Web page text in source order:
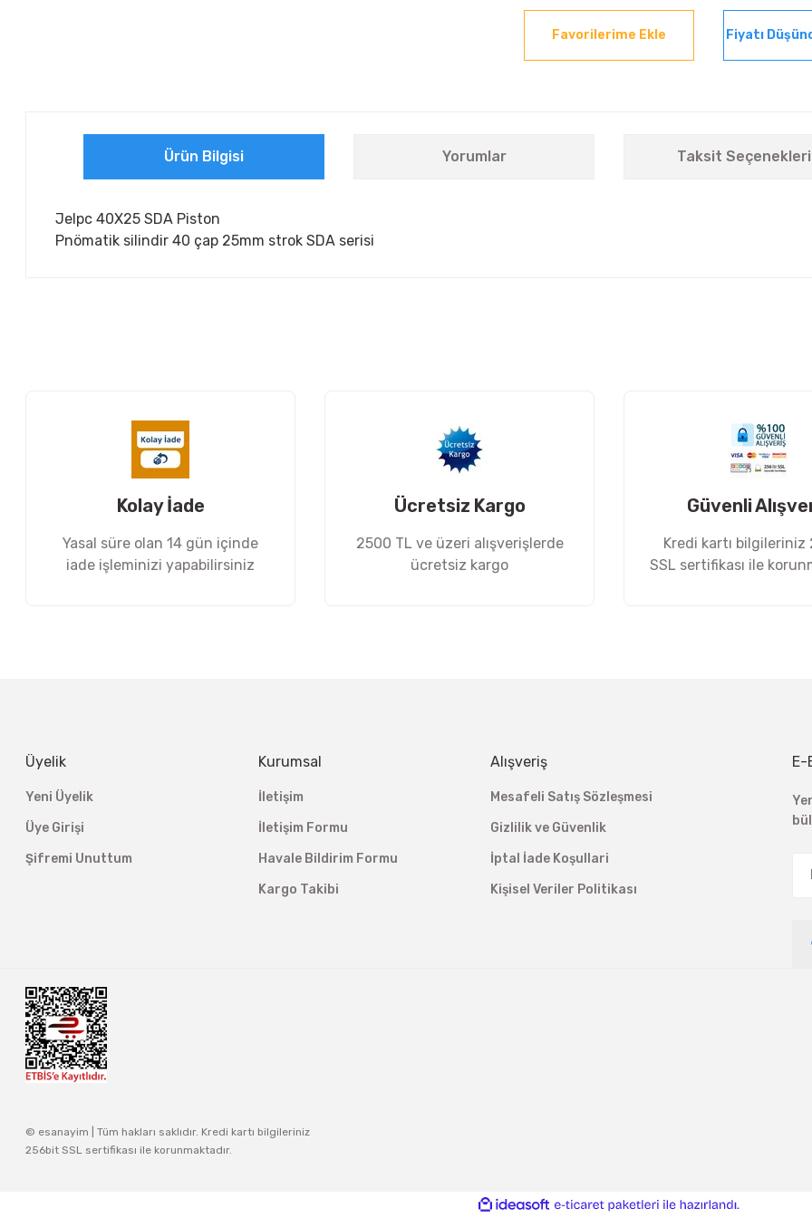
Fiyatı
Ürün Bilgisi Yorumlar Taksit Seçenekleri
Jelpc 40X25 SDA Piston
Pnömatik silindir 40 çap 25mm strok SDA serisi
Ürün fiyatı diğer sitelerden daha pahalı.
Kolay İade
Yasal süre olan 14 gün içinde
iade işleminizi yapabilirsiniz
Ücretsiz Kargo
2500 TL ve üzeri alışverişlerde
ücretsiz kargo
Güvenli
Kredi kartı bilgileriniz
SSL sertifikası ile
Üyelik
Yeni Üyelik
Üye Girişi
Şifremi Unuttum
Kurumsal
İletişim
İletişim Formu
Havale Bildirim Formu
Kargo Takibi
Alışveriş
Mesafeli Satış Sözleşmesi
Gizlilik ve Güvenlik
İptal İade Koşullari
Kişisel Veriler Politikası
E-
© esanayim | Tüm hakları saklıdır. Kredi kartı bilgileriniz
256bit SSL sertifikası ile korunmaktadır.
ideasoft
e-